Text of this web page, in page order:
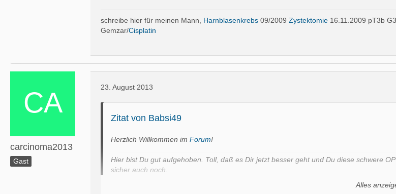
schreibe hier für meinen Mann, Harnblasenkrebs 09/2009 Zystektomie 16.11.2009 pT3b
Gemzar/Cisplatin
carcinoma2013
Gast
23. August 2013
Zitat von Babsi49
Herzlich Willkommen im Forum!
Hier bist Du gut aufgehoben. Toll, daß es Dir jetzt besser geht und Du diese schwere
sicher auch noch.
Alles